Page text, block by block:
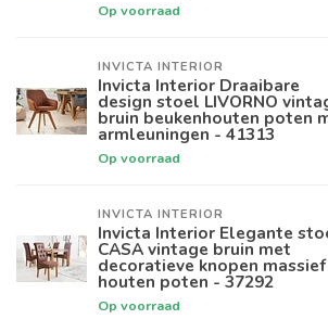
Op voorraad
INVICTA INTERIOR
Invicta Interior Draaibare
design stoel LIVORNO
bruin beukenhouten poten
armleuningen - 41313
Op voorraad
INVICTA INTERIOR
Invicta Interior Elegante
CASA vintage bruin met
decoratieve knopen massief
houten poten - 37292
Op voorraad